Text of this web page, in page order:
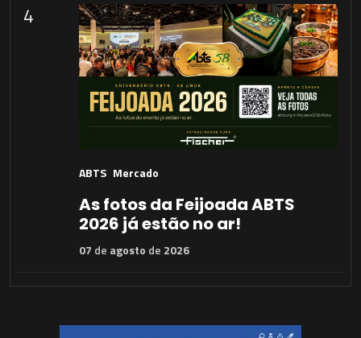
4
ABTS Mercado
As fotos da Feijoada ABTS
2026 já estão no ar!
07 de agosto de 2026